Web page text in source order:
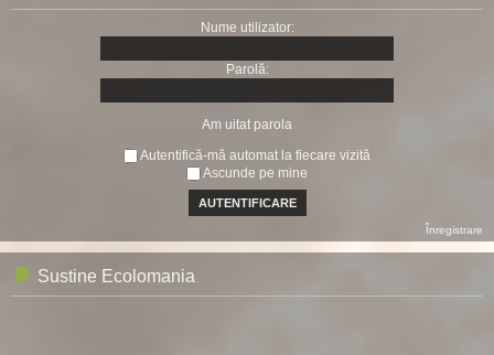
Nume utilizator:
Parolă:
Am uitat parola
Autentifică-mă automat la fiecare vizită
Ascunde pe mine
Înregistrare
Sustine Ecolomania